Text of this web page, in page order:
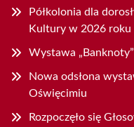
Półkolonia dla
Kultury w 2026 roku
Wystawa
Nowa odsłona
Oświęcimiu
Rozpoczęło się